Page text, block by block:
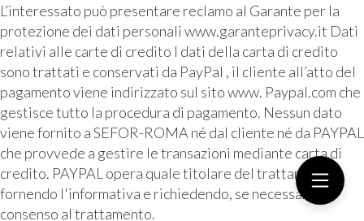
L’interessato può presentare reclamo al Garante per la
protezione dei dati personali www.garanteprivacy.it Dati
relativi alle carte di credito I dati della carta di credito
sono trattati e conservati da PayPal , il cliente all’atto del
pagamento viene indirizzato sul sito www. Paypal.com che
gestisce tutto la procedura di pagamento. Nessun dato
viene fornito a SEFOR-ROMA né dal cliente né da PAYPAL
che provvede a gestire le transazioni mediante carta di
credito. PAYPAL opera quale titolare del trattamento
fornendo l'informativa e richiedendo, se necessario, il
consenso al trattamento.